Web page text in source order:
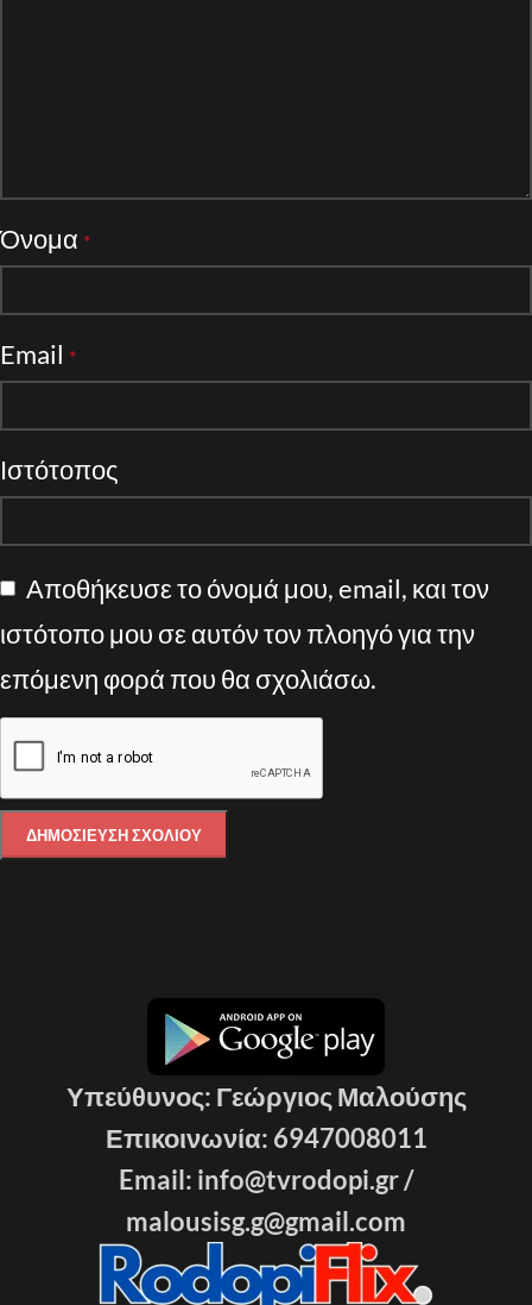
Όνομα *
Email *
Ιστότοπος
Αποθήκευσε το όνομά μου, email, και τον
ιστότοπο μου σε αυτόν τον πλοηγό για την
επόμενη φορά που θα σχολιάσω.
Υπεύθυνος: Γεώργιος Μαλούσης
Επικοινωνία: 6947008011
Email: info@tvrodopi.gr /
malousisg.g@gmail.com